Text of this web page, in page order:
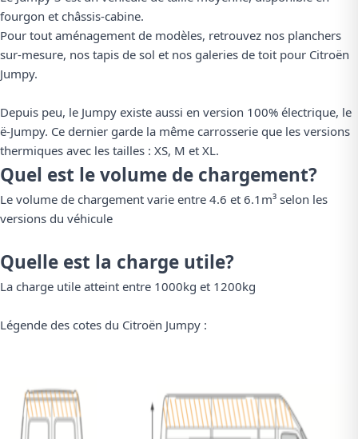
fourgon et châssis-cabine.
Pour tout aménagement de modèles, retrouvez nos planchers
sur-mesure, nos tapis de sol et nos galeries de toit pour Citroën
Jumpy.
Depuis peu, le Jumpy existe aussi en version 100% électrique, le
ë-Jumpy. Ce dernier garde la même carrosserie que les versions
thermiques avec les tailles : XS, M et XL.
Quel est le volume de chargement?
Le volume de chargement varie entre 4.6 et 6.1m³ selon les
versions du véhicule
Quelle est la charge utile?
La charge utile atteint entre 1000kg et 1200kg
Légende des cotes du Citroën Jumpy :